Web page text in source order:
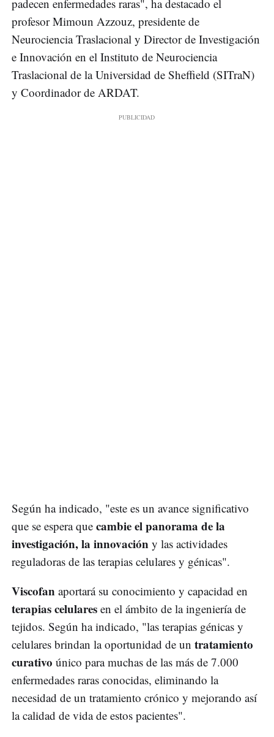
padecen enfermedades raras", ha destacado el
profesor Mimoun Azzouz, presidente de
Neurociencia Traslacional y Director de Investigación
e Innovación en el Instituto de Neurociencia
Traslacional de la Universidad de Sheffield (SITraN)
y Coordinador de ARDAT.
Según ha indicado, "este es un avance significativo
que se espera que cambie el panorama de la
investigación, la innovación y las actividades
reguladoras de las terapias celulares y génicas".
Viscofan aportará su conocimiento y capacidad en
terapias celulares en el ámbito de la ingeniería de
tejidos. Según ha indicado, "las terapias génicas y
celulares brindan la oportunidad de un tratamiento
curativo único para muchas de las más de 7.000
enfermedades raras conocidas, eliminando la
necesidad de un tratamiento crónico y mejorando así
la calidad de vida de estos pacientes".